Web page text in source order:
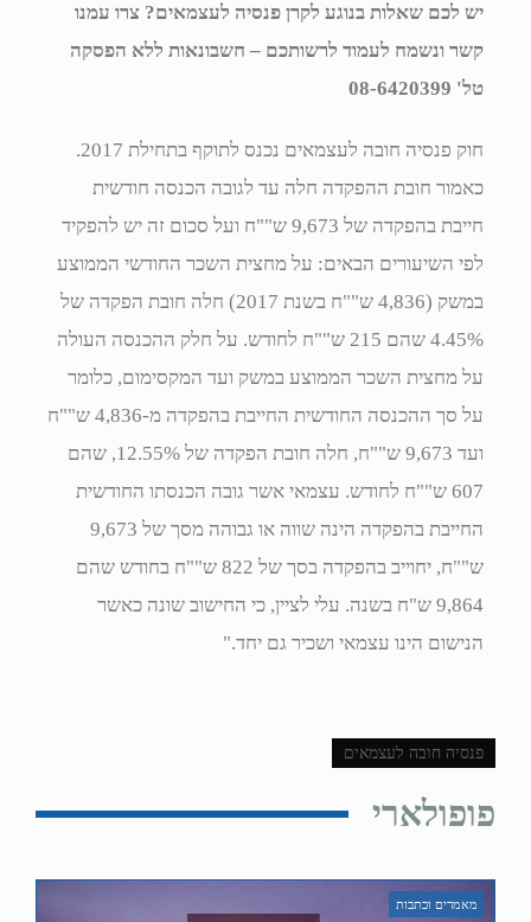
יש לכם שאלות בנוגע לקרן פנסיה לעצמאים? צרו עמנו
קשר ונשמח לעמוד לרשותכם – חשבונאות ללא הפסקה
טל' 08-6420399
חוק פנסיה חובה לעצמאים נכנס לתוקף בתחילת 2017.
כאמור חובת ההפקדה חלה עד לגובה הכנסה חודשית
חייבת בהפקדה של 9,673 ש""ח ועל סכום זה יש להפקיד
לפי השיעורים הבאים: על מחצית השכר החודשי הממוצע
במשק (4,836 ש""ח בשנת 2017) חלה חובת הפקדה של
4.45% שהם 215 ש""ח לחודש. על חלק ההכנסה העולה
על מחצית השכר הממוצע במשק ועד המקסימום, כלומר
על סך ההכנסה החודשית החייבת בהפקדה מ-4,836 ש""ח
ועד 9,673 ש""ח, חלה חובת הפקדה של 12.55%, שהם
607 ש""ח לחודש. עצמאי אשר גובה הכנסתו החודשית
החייבת בהפקדה הינה שווה או גבוהה מסך של 9,673
ש""ח, יחוייב בהפקדה בסך של 822 ש""ח בחודש שהם
9,864 ש"ח בשנה. עלי לציין, כי החישוב שונה כאשר
הנישום הינו עצמאי ושכיר גם יחד."
פנסיה חובה לעצמאים
פופולארי
מאמרים וכתבות